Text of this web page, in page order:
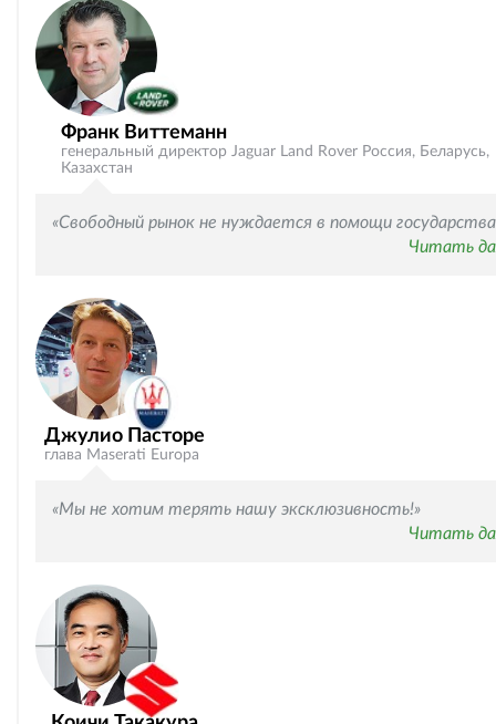
Франк Виттеманн
генеральный директор Jaguar Land Rover Россия, Беларусь,
Казахстан
«Свободный рынок не нуждается в помощи
Читать
Джулио Пасторе
глава Maserati Europa
«Мы не хотим терять нашу эксклюзивность!»
Читать